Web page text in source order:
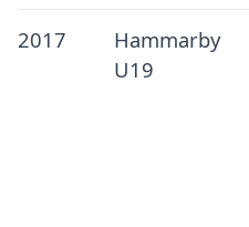
2017
Hammarby
U19